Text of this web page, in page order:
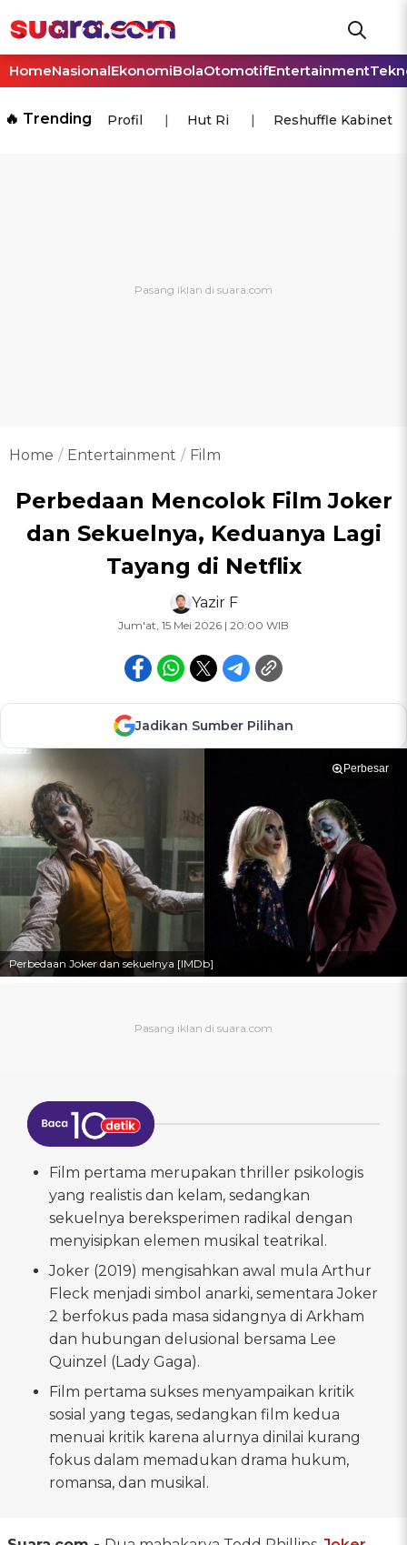
HomeNasionalEkonomiBolaOtomotifEntertainment
🔥 Trending Profil Hut Ri Reshuffle Kabinet
Home Entertainment Film
Perbedaan Mencolok Film Joker
dan Sekuelnya, Keduanya Lagi
Tayang di Netflix
Yazir F
Jum'at, 15 Mei 2026 | 20:00 WIB
Jadikan Sumber Pilihan
Perbesar
Perbedaan Joker dan sekuelnya [IMDb]
Film pertama merupakan thriller psikologis
yang realistis dan kelam, sedangkan
sekuelnya bereksperimen radikal dengan
menyisipkan elemen musikal teatrikal.
Joker (2019) mengisahkan awal mula Arthur
Fleck menjadi simbol anarki, sementara Joker
2 berfokus pada masa sidangnya di Arkham
dan hubungan delusional bersama Lee
Quinzel (Lady Gaga).
Film pertama sukses menyampaikan kritik
sosial yang tegas, sedangkan film kedua
menuai kritik karena alurnya dinilai kurang
fokus dalam memadukan drama hukum,
romansa, dan musikal.